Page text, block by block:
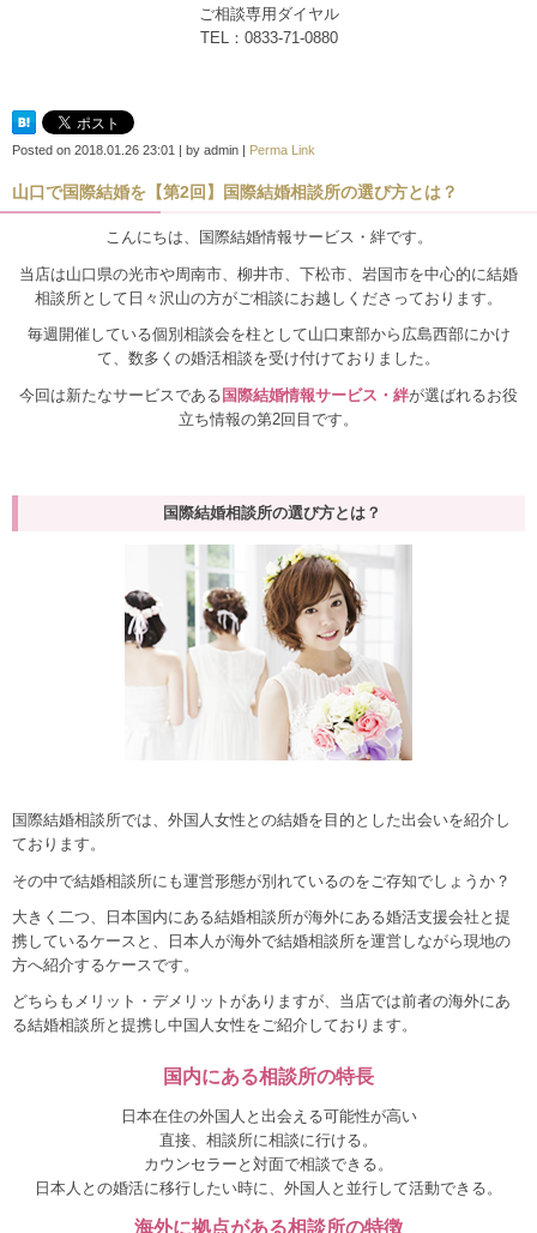
ご相談専用ダイヤル
TEL：0833-71-0880
Posted on 2018.01.26 23:01 by admin Perma Link
山口で国際結婚を【第2回】国際結婚相談所の選び方とは？
こんにちは、国際結婚情報サービス・絆です。
当店は山口県の光市や周南市、柳井市、下松市、岩国市を中心的に結婚
相談所として日々沢山の方がご相談にお越しくださっております。
毎週開催している個別相談会を柱として山口東部から広島西部にかけ
て、数多くの婚活相談を受け付けておりました。
今回は新たなサービスである国際結婚情報サービス・絆が選ばれるお役
立ち情報の第2回目です。
国際結婚相談所の選び方とは？
国際結婚相談所では、外国人女性との結婚を目的とした出会いを紹介し
ております。
その中で結婚相談所にも運営形態が別れているのをご存知でしょうか？
大きく二つ、日本国内にある結婚相談所が海外にある婚活支援会社と提
携しているケースと、日本人が海外で結婚相談所を運営しながら現地の
方へ紹介するケースです。
どちらもメリット・デメリットがありますが、当店では前者の海外にあ
る結婚相談所と提携し中国人女性をご紹介しております。
国内にある相談所の特長
日本在住の外国人と出会える可能性が高い
直接、相談所に相談に行ける。
カウンセラーと対面で相談できる。
日本人との婚活に移行したい時に、外国人と並行して活動できる。
海外に拠点がある相談所の特徴